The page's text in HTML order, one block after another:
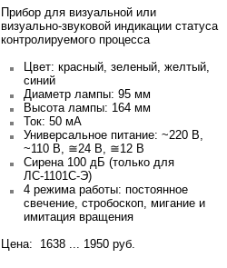
Прибор для визуальной или
визуально-звуковой индикации статуса
контролируемого процесса
Цвет: красный, зеленый, желтый,
синий
Диаметр лампы: 95 мм
Высота лампы: 164 мм
Ток: 50 мА
Универсальное питание: ~220 В,
~110 В, ≅24 В, ≅12 В
Сирена 100 дБ (только для
ЛС-1101С-Э)
4 режима работы: постоянное
свечение, стробоскоп, мигание и
имитация вращения
Цена: 1638 ... 1950 руб.